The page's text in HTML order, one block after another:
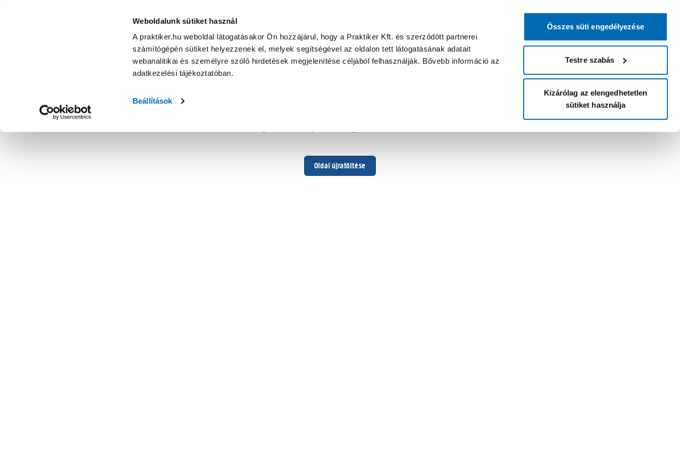
Weboldalunk sütiket használ
A praktiker.hu weboldal látogatásakor Ön hozzájárul, hogy a Praktiker Kft. és szerződött partnerei
számítógépén sütiket helyezzenek el, melyek segítségével az oldalon tett látogatásának adatait
webanalitikai és személyre szóló hirdetések megjelenítése céljából felhasználják. Bővebb információ az
adatkezelési tájékoztatóban.
Beállítások
Összes süti engedélyezése
Testre szabás
Kizárólag az elengedhetetlen
sütiket használja
Oldal újratöltése